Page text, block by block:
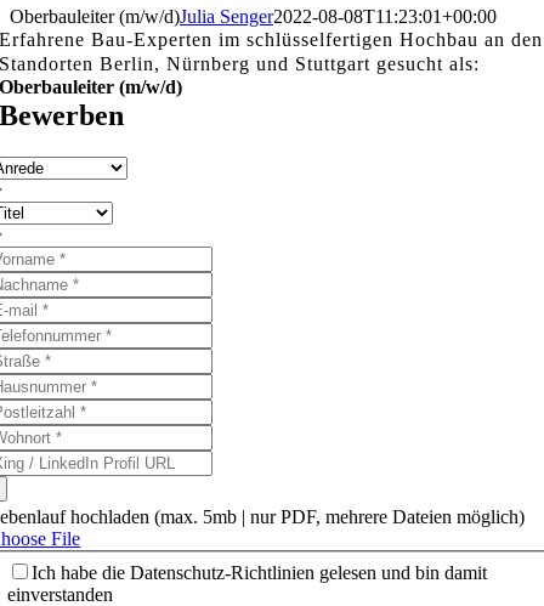
Oberbauleiter (m/w/d)Julia Senger2022-08-08T11:23:01+00:00
Erfahrene Bau-Experten im schlüsselfertigen Hochbau an den
Standorten Berlin, Nürnberg und Stuttgart gesucht als:
Oberbauleiter (m/w/d)
Bewerben
hochladen (max. 5mb | nur PDF, mehrere Dateien möglich)
File
Ich habe die Datenschutz-Richtlinien gelesen und bin damit
einverstanden